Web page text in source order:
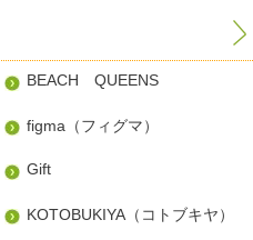
BEACH QUEENS
figma（フィグマ）
Gift
KOTOBUKIYA（コトブキヤ）